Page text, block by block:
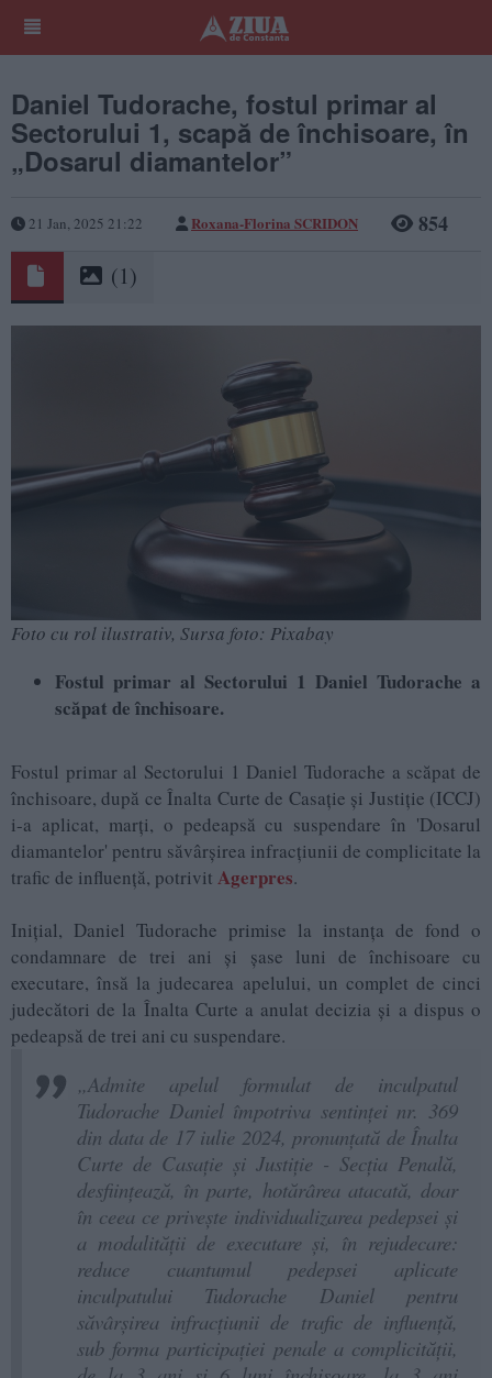
Daniel Tudorache, fostul primar al
Sectorului 1, scapă de închisoare, în
„Dosarul diamantelor”
21 Jan, 2025 21:22 Roxana-Florina SCRIDON 854
(1)
Foto cu rol ilustrativ, Sursa foto: Pixabay
Fostul primar al Sectorului 1 Daniel Tudorache a
scăpat de închisoare.
Fostul primar al Sectorului 1 Daniel Tudorache a scăpat de
închisoare, după ce Înalta Curte de Casație și Justiție (ICCJ)
i-a aplicat, marți, o pedeapsă cu suspendare în 'Dosarul
diamantelor' pentru săvârșirea infracțiunii de complicitate la
trafic de influență, potrivit Agerpres.
Inițial, Daniel Tudorache primise la instanța de fond o
condamnare de trei ani și șase luni de închisoare cu
executare, însă la judecarea apelului, un complet de cinci
judecători de la Înalta Curte a anulat decizia și a dispus o
pedeapsă de trei ani cu suspendare.
„Admite apelul formulat de inculpatul
Tudorache Daniel împotriva sentinței nr. 369
din data de 17 iulie 2024, pronunțată de Înalta
Curte de Casație și Justiție - Secția Penală,
desființează, în parte, hotărârea atacată, doar
în ceea ce privește individualizarea pedepsei și
a modalității de executare și, în rejudecare:
reduce cuantumul pedepsei aplicate
inculpatului Tudorache Daniel pentru
săvârșirea infracțiunii de trafic de influență,
sub forma participației penale a complicității,